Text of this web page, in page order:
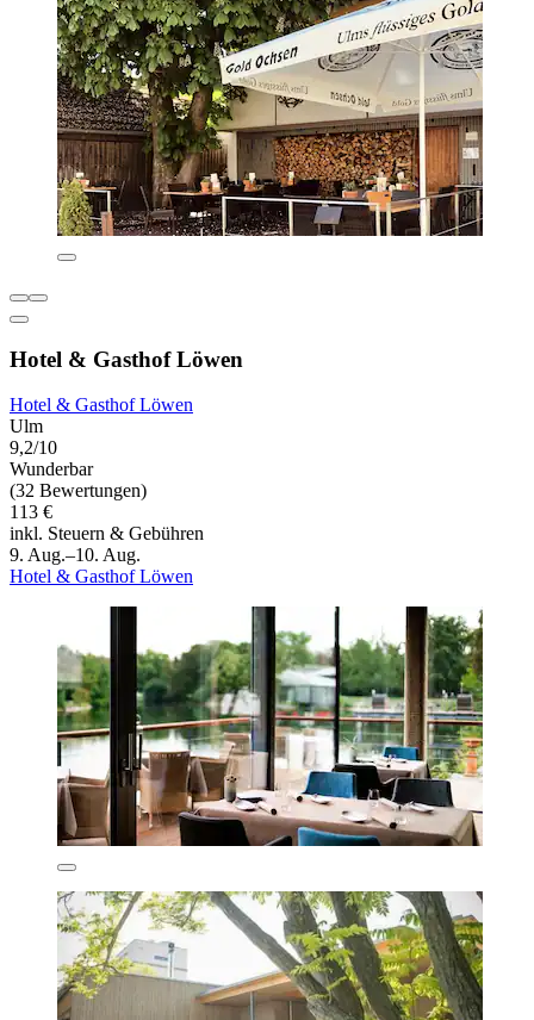
Hotel & Gasthof Löwen
Hotel & Gasthof Löwen
Ulm
9,2/10
Wunderbar
(32 Bewertungen)
113 €
inkl. Steuern & Gebühren
9. Aug.–10. Aug.
Hotel & Gasthof Löwen